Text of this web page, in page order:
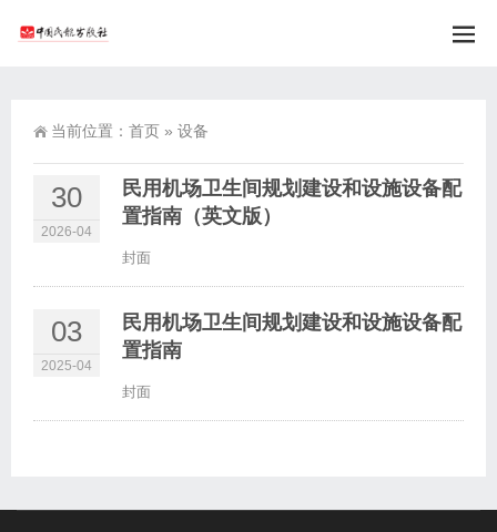
当前位置： 首页 » 设备
30
2026-04
民用机场卫生间规划建设和设施设备配
置指南（英文版）
封面
03
2025-04
民用机场卫生间规划建设和设施设备配
置指南
封面